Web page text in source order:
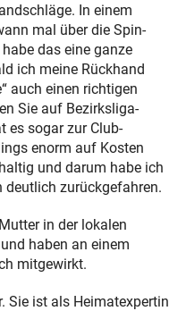
In einem
mal über die Spin-
das eine ganze
ich meine Rückhand
auch einen richtigen
Sie auf Bezirksliga-
es sogar zur Club-
enorm auf Kosten
und darum habe ich
deutlich zurückgefahren.
in der lokalen
haben an einem
mitgewirkt.
Sie ist als Heimatexpertin